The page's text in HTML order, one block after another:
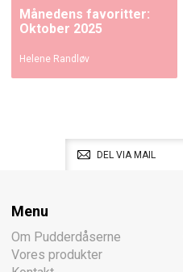
Månedens favoritter:
Oktober 2025
Helene Randløv
DEL VIA MAIL
Menu
Om Pudderdåserne
Vores produkter